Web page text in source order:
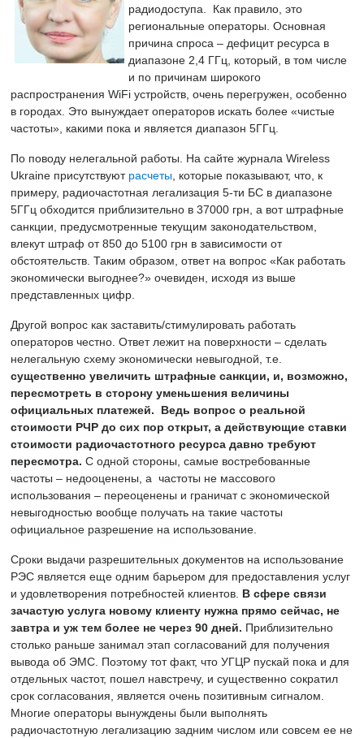
радиодоступа. Как правило, это
региональные операторы. Основная
причина спроса – дефицит ресурса в
диапазоне 2,4 ГГц, который, в том числе
и по причинам широкого
распространения WiFi устройств, очень перегружен, особенно
в городах. Это вынуждает операторов искать более «чистые
частоты», какими пока и является диапазон 5ГГц.
По поводу нелегальной работы. На сайте журнала Wireless
Ukraine присутствуют расчеты, которые показывают, что, к
примеру, радиочастотная легализация 5-ти БС в диапазоне
5ГГц обходится приблизительно в 37000 грн, а вот штрафные
санкции, предусмотренные текущим законодательством,
влекут штраф от 850 до 5100 грн в зависимости от
обстоятельств. Таким образом, ответ на вопрос «Как работать
экономически выгоднее?» очевиден, исходя из выше
представленных цифр.
Другой вопрос как заставить/стимулировать работать
операторов честно. Ответ лежит на поверхности – сделать
нелегальную схему экономически невыгодной, т.е.
существенно увеличить штрафные санкции, и, возможно,
пересмотреть в сторону уменьшения величины
официальных платежей.
Ведь вопрос о реальной
стоимости РЧР до сих пор открыт, а действующие ставки
стоимости радиочастотного ресурса давно требуют
пересмотра. C одной стороны, самые востребованные
частоты – недооценены, а частоты не массового
использования – переоценены и граничат с экономической
невыгодностью вообще получать на такие частоты
официальное разрешение на использование.
Сроки выдачи разрешительных документов на использование
РЭС является еще одним барьером для предоставления услуг
и удовлетворения потребностей клиентов. В сфере связи
зачастую услуга новому клиенту нужна прямо сейчас, не
завтра и уж тем более не через 90 дней. Приблизительно
столько раньше занимал этап согласований для получения
вывода об ЭМС. Поэтому тот факт, что УГЦР пускай пока и для
отдельных частот, пошел навстречу, и существенно сократил
срок согласования, является очень позитивным сигналом.
Многие операторы вынуждены были выполнять
радиочастотную легализацию задним числом или совсем ее не